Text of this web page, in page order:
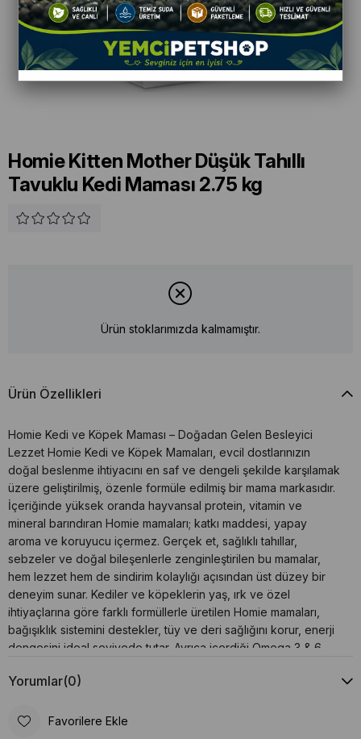
Homie Kitten Mother Düşük Tahıllı
Tavuklu Kedi Maması 2.75 kg
Ürün stoklarımızda kalmamıştır.
Ürün Özellikleri
Homie Kedi ve Köpek Maması – Doğadan Gelen Besleyici
Lezzet Homie Kedi ve Köpek Mamaları, evcil dostlarınızın
doğal beslenme ihtiyacını en saf ve dengeli şekilde karşılamak
üzere geliştirilmiş, özenle formüle edilmiş bir mama markasıdır.
İçeriğinde yüksek oranda hayvansal protein, vitamin ve
mineral barındıran Homie mamaları; katkı maddesi, yapay
aroma ve koruyucu içermez. Gerçek et, sağlıklı tahıllar,
sebzeler ve doğal bileşenlerle zenginleştirilen bu mamalar,
hem lezzet hem de sindirim kolaylığı açısından üst düzey bir
deneyim sunar. Kediler ve köpeklerin yaş, ırk ve özel
ihtiyaçlarına göre farklı formüllerle üretilen Homie mamaları,
bağışıklık sistemini destekler, tüy ve deri sağlığını korur, enerji
dengesini ideal seviyede tutar. Ayrıca içerdiği Omega 3 & 6
sağlar. Homie Mamalarının Öne Çıkan Özellikleri: Yüksek kaliteli
Sindirimi kolay, dengeli besin profili Bağışıklık, kemik ve kas
Yorumlar(0)
Favorilere Ekle